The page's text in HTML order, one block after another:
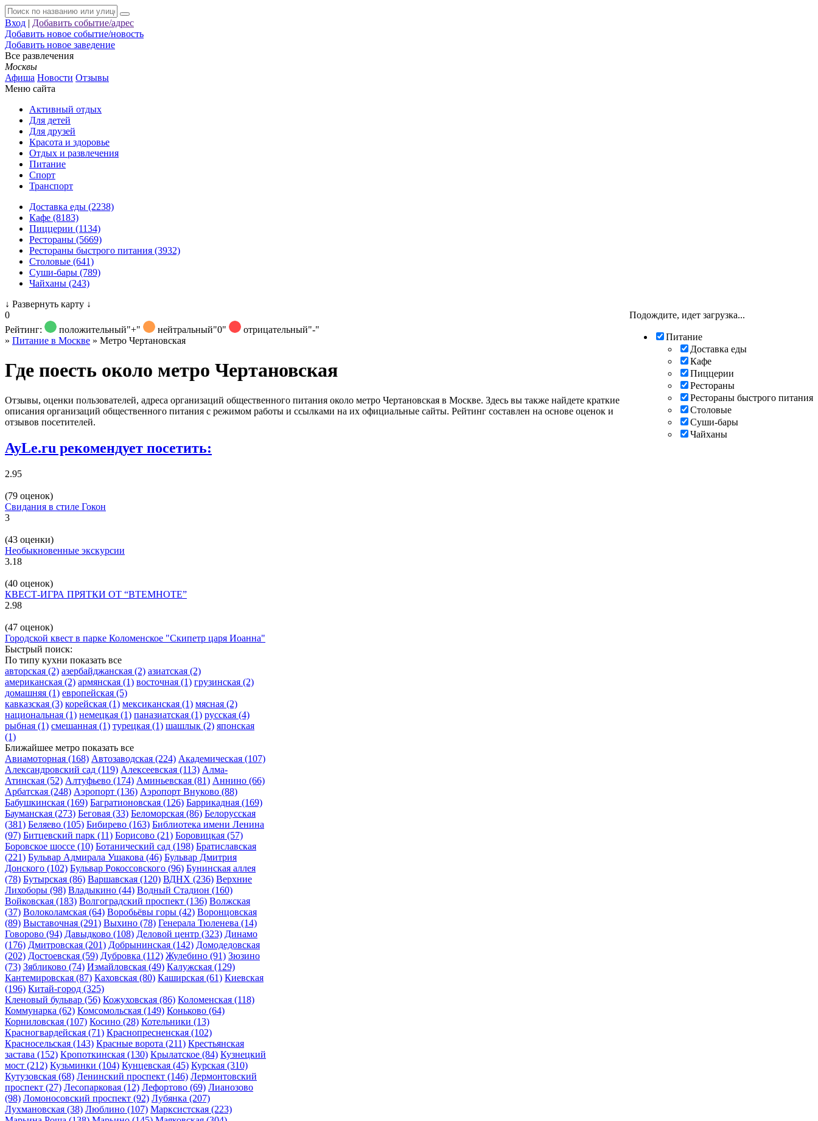
Вход | Добавить событие/адрес
Добавить новое событие/новость
Добавить новое заведение
Все развлечения
Москвы
Афиша Новости Отзывы
Меню сайта
Активный отдых
Для детей
Для друзей
Красота и здоровье
Отдых и развлечения
Питание
Спорт
Транспорт
Доставка еды (2238)
Кафе (8183)
Пиццерии (1134)
Рестораны (5669)
Рестораны быстрого питания (3932)
Столовые (641)
Суши-бары (789)
Чайханы (243)
↓ Развернуть карту ↓
Подождите, идет загрузка...
Питание
Доставка еды
Кафе
Пиццерии
Рестораны
Рестораны быстрого питания
Столовые
Суши-бары
Чайханы
0
Рейтинг:
положительный"+" нейтральный"0" отрицательный"-"
» Питание в Москве » Метро Чертановская
Где поесть около метро Чертановская
Отзывы, оценки пользователей, адреса организаций общественного питания около метро Чертановская в Москве. Здесь вы также найдете краткие
описания организаций общественного питания с режимом работы и ссылками на их официальные сайты. Рейтинг составлен на основе оценок и
отзывов посетителей.
AyLe.ru рекомендует посетить:
2.95
(79 оценок)
Свидания в стиле Гокон
3
(43 оценки)
Необыкновенные экскурсии
3.18
(40 оценок)
КВЕСТ-ИГРА ПРЯТКИ ОТ “ВТЕМНОТЕ”
2.98
(47 оценок)
Городской квест в парке Коломенское "Скипетр царя Иоанна"
Быстрый поиск:
По типу кухни показать все
авторская (2) азербайджанская (2) азиатская (2)
американская (2) армянская (1) восточная (1) грузинская (2)
домашняя (1) европейская (5)
кавказская (3) корейская (1) мексиканская (1) мясная (2)
национальная (1) немецкая (1) паназиатская (1) русская (4)
рыбная (1) смешанная (1) турецкая (1) шашлык (2) японская
(1)
Ближайшее метро показать все
Авиамоторная (168) Автозаводская (224) Академическая (107)
Александровский сад (119) Алексеевская (113) Алма-
Атинская (52) Алтуфьево (174) Аминьевская (81) Аннино (66)
Арбатская (248) Аэропорт (136) Аэропорт Внуково (88)
Бабушкинская (169) Багратионовская (126) Баррикадная (169)
Бауманская (273) Беговая (33) Беломорская (86) Белорусская
(381) Беляево (105) Бибирево (163) Библиотека имени Ленина
(97) Битцевский парк (11) Борисово (21) Боровицкая (57)
Боровское шоссе (10) Ботанический сад (198) Братиславская
(221) Бульвар Адмирала Ушакова (46) Бульвар Дмитрия
Донского (102) Бульвар Рокоссовского (96) Бунинская аллея
(78) Бутырская (86) Варшавская (120) ВДНХ (236) Верхние
Лихоборы (98) Владыкино (44) Водный Стадион (160)
Войковская (183) Волгоградский проспект (136) Волжская
(37) Волоколамская (64) Воробьёвы горы (42) Воронцовская
(89) Выставочная (291) Выхино (78) Генерала Тюленева (14)
Говорово (94) Давыдково (108) Деловой центр (323) Динамо
(176) Дмитровская (201) Добрынинская (142) Домодедовская
(202) Достоевская (59) Дубровка (112) Жулебино (91) Зюзино
(73) Зябликово (74) Измайловская (49) Калужская (129)
Кантемировская (87) Каховская (80) Каширская (61) Киевская
(196) Китай-город (325)
Кленовый бульвар (56) Кожуховская (86) Коломенская (118)
Коммунарка (62) Комсомольская (149) Коньково (64)
Корниловская (107) Косино (28) Котельники (13)
Красногвардейская (71) Краснопресненская (102)
Красносельская (143) Красные ворота (211) Крестьянская
застава (152) Кропоткинская (130) Крылатское (84) Кузнецкий
мост (212) Кузьминки (104) Кунцевская (45) Курская (310)
Кутузовская (68) Ленинский проспект (146) Лермонтовский
проспект (27) Лесопарковая (12) Лефортово (69) Лианозово
(98) Ломоносовский проспект (92) Лубянка (207)
Лухмановская (38) Люблино (107) Марксистская (223)